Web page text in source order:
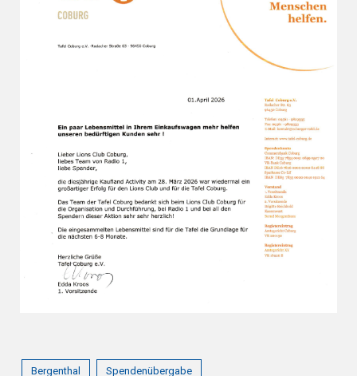
Bergenthal Spendenübergabe